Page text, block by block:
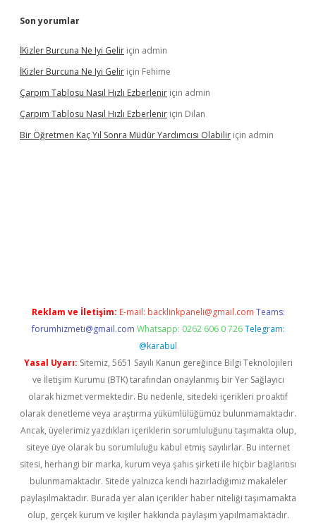
Son yorumlar
İKizler Burcuna Ne Iyi Gelir için admin
İKizler Burcuna Ne Iyi Gelir için Fehime
Çarpım Tablosu Nasıl Hızlı Ezberlenir için admin
Çarpım Tablosu Nasıl Hızlı Ezberlenir için Dilan
Bir Öğretmen Kaç Yıl Sonra Müdür Yardımcısı Olabilir için admin
Reklam ve İletişim: E-mail: backlinkpaneli@gmail.com Teams:
forumhizmeti@gmail.com Whatsapp: 0262 606 0 726 Telegram:
@karabul
Yasal Uyarı: Sitemiz, 5651 Sayılı Kanun gereğince Bilgi Teknolojileri
ve İletişim Kurumu (BTK) tarafından onaylanmış bir Yer Sağlayıcı
olarak hizmet vermektedir. Bu nedenle, sitedeki içerikleri proaktif
olarak denetleme veya araştırma yükümlülüğümüz bulunmamaktadır.
Ancak, üyelerimiz yazdıkları içeriklerin sorumluluğunu taşımakta olup,
siteye üye olarak bu sorumluluğu kabul etmiş sayılırlar. Bu internet
sitesi, herhangi bir marka, kurum veya şahıs şirketi ile hiçbir bağlantısı
bulunmamaktadır. Sitede yalnızca kendi hazırladığımız makaleler
paylaşılmaktadır. Burada yer alan içerikler haber niteliği taşımamakta
olup, gerçek kurum ve kişiler hakkında paylaşım yapılmamaktadır.